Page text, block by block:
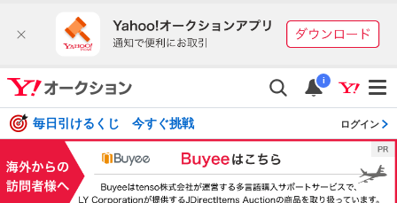
i
毎日引けるくじ 今すぐ挑戦 ログイン